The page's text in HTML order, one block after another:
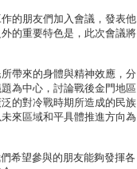
的朋友們加入會議，發表他
的重要特色是，此次會議將
帶來的身體與精神效應，分
為中心，討論戰後金門地區
的對冷戰時期所造成的民族
來區域和平具體推進方向為
希望參與的朋友能夠發揮各